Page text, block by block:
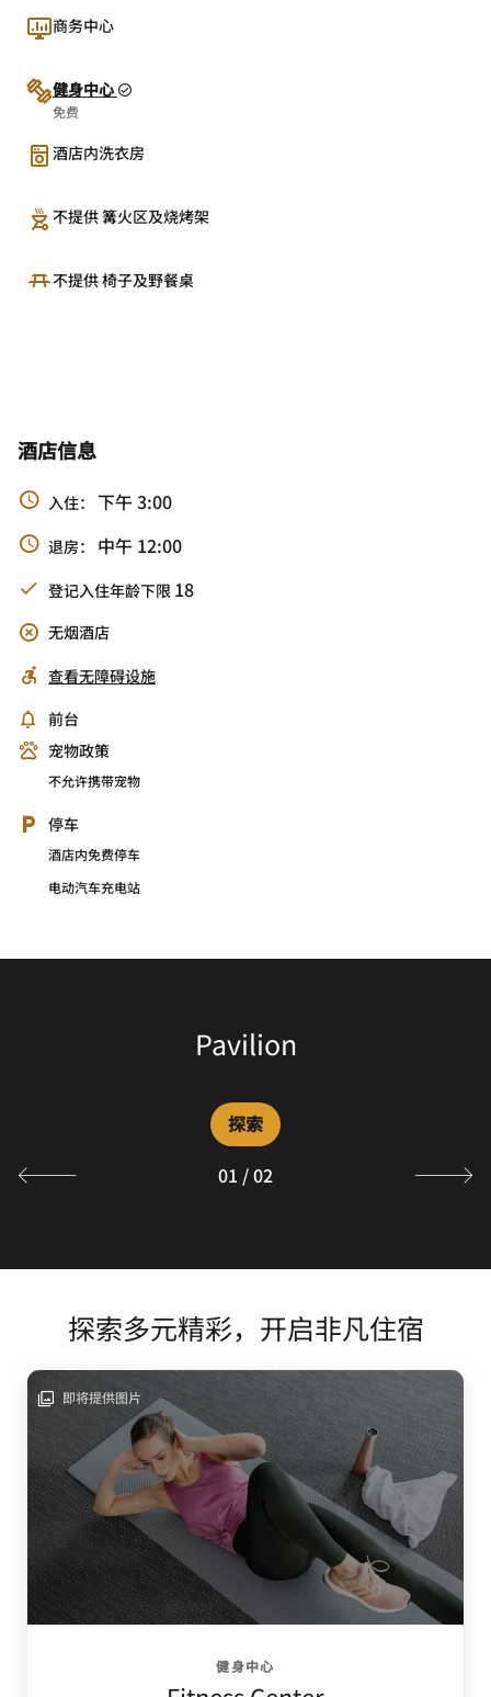
商务中心
健身中心
免费
酒店内洗衣房
不提供 篝火区及烧烤架
不提供 椅子及野餐桌
酒店信息
入住： 下午 3:00
退房： 中午 12:00
登记入住年龄下限 18
无烟酒店
查看无障碍设施
前台
宠物政策
不允许携带宠物
停车
酒店内免费停车
电动汽车充电站
Pavilion
探索
The Lounge
探索
01 /02
探索多元精彩，开启非凡住宿
即将提供图片
健身中心